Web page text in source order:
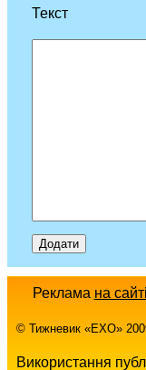
Текст
Реклама на сайті
© Тижневик «EХO»
Використання